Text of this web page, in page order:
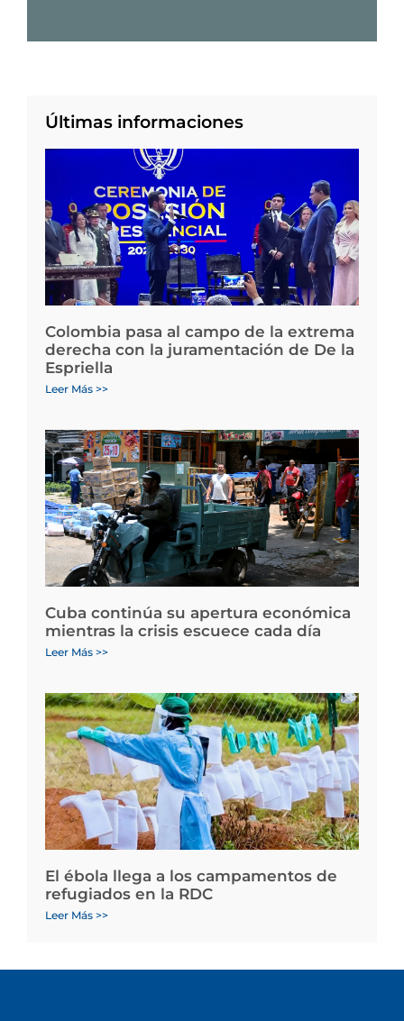
Últimas informaciones
Colombia pasa al campo de la extrema
derecha con la juramentación de De la
Espriella
Leer Más >>
Cuba continúa su apertura económica
mientras la crisis escuece cada día
Leer Más >>
El ébola llega a los campamentos de
refugiados en la RDC
Leer Más >>